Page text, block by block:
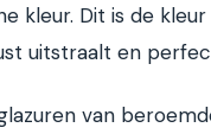
kleur. Dit is de
uitstraalt en
van